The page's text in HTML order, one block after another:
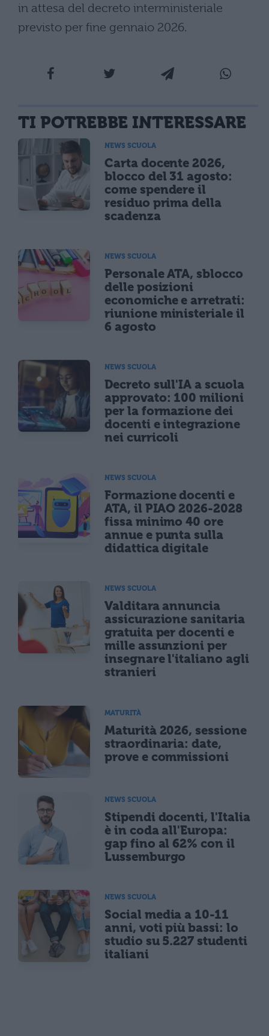
in attesa del decreto interministeriale
previsto per fine gennaio 2026.
TI POTREBBE INTERESSARE
NEWS SCUOLA
Carta docente 2026,
blocco del 31 agosto:
come spendere il
residuo prima della
scadenza
NEWS SCUOLA
Personale ATA, sblocco
delle posizioni
economiche e arretrati:
riunione ministeriale il
6 agosto
NEWS SCUOLA
Decreto sull'IA a scuola
approvato: 100 milioni
per la formazione dei
docenti e integrazione
nei curricoli
NEWS SCUOLA
Formazione docenti e
ATA, il PIAO 2026-2028
fissa minimo 40 ore
annue e punta sulla
didattica digitale
NEWS SCUOLA
Valditara annuncia
assicurazione sanitaria
gratuita per docenti e
mille assunzioni per
insegnare l'italiano agli
stranieri
MATURITÀ
Maturità 2026, sessione
straordinaria: date,
prove e commissioni
NEWS SCUOLA
Stipendi docenti, l'Italia
è in coda all'Europa:
gap fino al 62% con il
Lussemburgo
NEWS SCUOLA
Social media a 10-11
anni, voti più bassi: lo
studio su 5.227 studenti
italiani